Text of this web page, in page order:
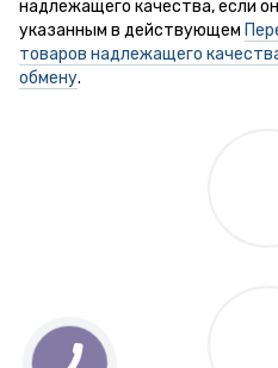
надлежащего качества, если
указанным в действующем
товаров надлежащего
обмену.